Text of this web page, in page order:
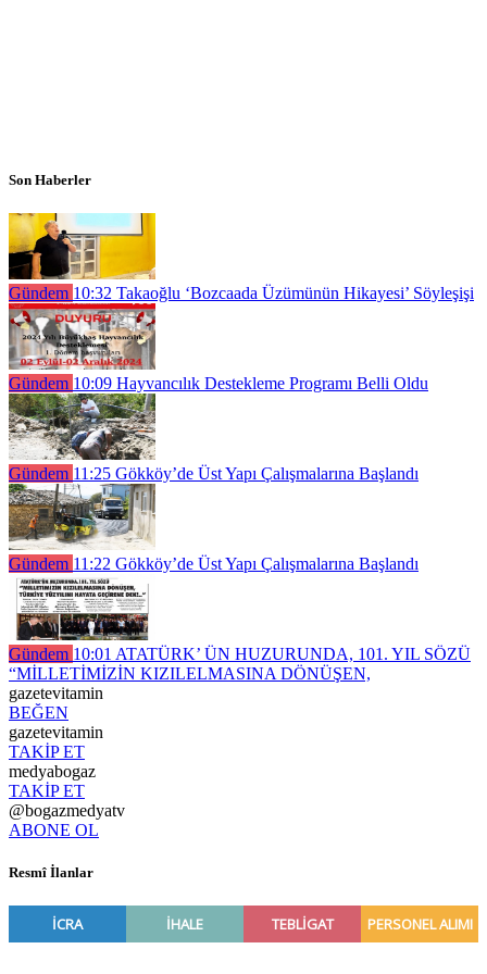
Son Haberler
Gündem 10:32 Takaoğlu ‘Bozcaada Üzümünün Hikayesi’ Söyleşişi
Gündem 10:09 Hayvancılık Destekleme Programı Belli Oldu
Gündem 11:25 Gökköy’de Üst Yapı Çalışmalarına Başlandı
Gündem 11:22 Gökköy’de Üst Yapı Çalışmalarına Başlandı
Gündem 10:01 ATATÜRK’ ÜN HUZURUNDA, 101. YIL SÖZÜ
“MİLLETİMİZİN KIZILELMASINA DÖNÜŞEN,
gazetevitamin
BEĞEN
gazetevitamin
TAKİP ET
medyabogaz
TAKİP ET
@bogazmedyatv
ABONE OL
Resmî İlanlar